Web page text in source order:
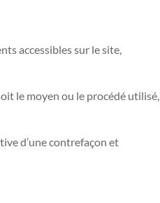
accessibles sur le site,
le moyen ou le procédé utilisé,
d’une contrefaçon et